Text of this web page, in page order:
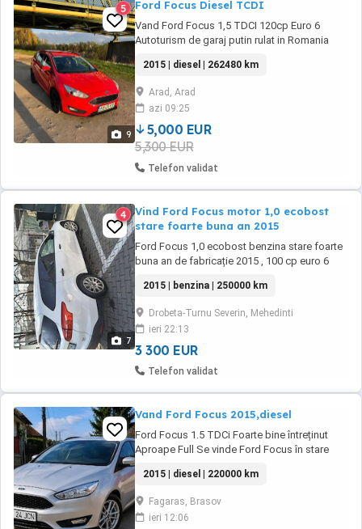
9
5 Ford Focus Diesel TCDI
Vand Ford Focus 1,5 TDCI 120cp Euro 6
Autoturism de garaj putin rulat in Romania
cu functie corrnering si day light Led si
stopuri led Navigatie cu harti actualizate 2024
Tempomat Volan piele cu comenzi Parbriz
incalzit Clima Incalzire in scaune Senzori ...
2015 | diesel | 262480 km
Arad, Arad
azi 09:25
5,000 EUR
5,300 EUR
Telefon validat
7
4
Vind Ford Focus motor 1,0 ecobost
stare foarte buna an 2015
Ford Focus 1,0 ecobost benzina stare foarte
buna an de fabricație 2015 , 100 cp euro 6
2015 | benzina | 250000 km
Drobeta-Turnu Severin, Mehedinti
ieri 22:13
3 300 EUR
Telefon validat
Vand Ford Focus 2015,diesel
Ford Focus 1.5 TDCi Foarte bine întreținut
Aproape Full Se vinde Ford Focus în stare
este întreținută la timp, fără investiții
necesare, gata de drum. Motor economic și
fiabil, ideal atât pentru oraș, cât și pentru
drumuri lungi. Dotări: Climatizare ...
2015 | diesel | 220000 km
Fagaras, Brasov
ieri 12:06